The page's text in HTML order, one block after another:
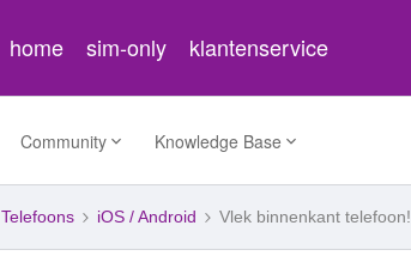
home sim-only klantenservice
Community Knowledge Base
Telefoons iOS / Android Vlek binnenkant telefoon!